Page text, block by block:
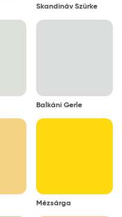
Skandináv Szürke
Balkáni Gerle
Mézsárga